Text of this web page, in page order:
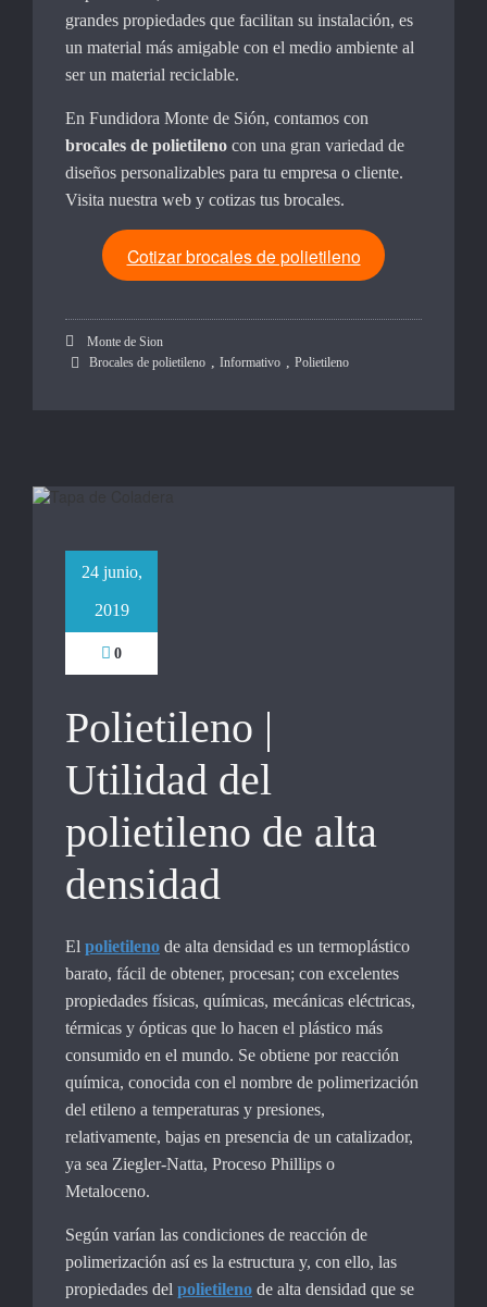
grandes propiedades que facilitan su instalación, es
un material más amigable con el medio ambiente al
ser un material reciclable.
En Fundidora Monte de Sión, contamos con
brocales de polietileno con una gran variedad de
diseños personalizables para tu empresa o cliente.
Visita nuestra web y cotizas tus brocales.
Cotizar brocales de polietileno
Monte de Sion
Brocales de polietileno , Informativo , Polietileno
24 junio,
2019
0
Polietileno |
Utilidad del
polietileno de alta
densidad
El polietileno de alta densidad es un termoplástico
barato, fácil de obtener, procesan; con excelentes
propiedades físicas, químicas, mecánicas eléctricas,
térmicas y ópticas que lo hacen el plástico más
consumido en el mundo. Se obtiene por reacción
química, conocida con el nombre de polimerización
del etileno a temperaturas y presiones,
relativamente, bajas en presencia de un catalizador,
ya sea Ziegler-Natta, Proceso Phillips o
Metaloceno.
Según varían las condiciones de reacción de
polimerización así es la estructura y, con ello, las
propiedades del polietileno de alta densidad que se